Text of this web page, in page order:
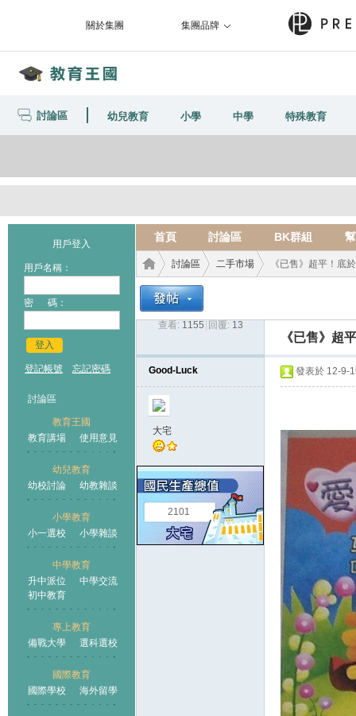
關於集團 集團品牌
討論區 幼兒教育 小學 中學 特殊教育
用戶登入
用戶名稱：
密 碼：
登入
登記帳號 忘記密碼
討論區
教育王國
教育講場
使用意見
幼兒教育
幼校討論
幼教雜談
小學教育
小一選校
小學雜談
中學教育
升中派位
中學交流
初中教育
專上教育
備戰大學
選科選校
國際教育
國際學校
海外留學
首頁 討論區 BK群組
王國
›
討論區
›
二手市場 《已售》超平！底
查看: 1155 回覆: 13
《已售》超
Good-Luck
大宅
2101
發表於 12-9-